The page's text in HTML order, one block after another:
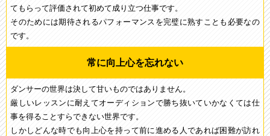
てもらって評価されて初めて成り立つ仕事です。
そのためには期待されるパフォーマンスを完璧に熟すことも必要なの
です。
常に向上心を忘れない
ダンサーの世界は決して甘いものではありません。
厳しいレッスンに耐えてオーディションで勝ち抜いていかなくては仕
事を得ることすらできない世界です。
しかしどんな時でも向上心を持って前に進める人であれば困難が訪れ